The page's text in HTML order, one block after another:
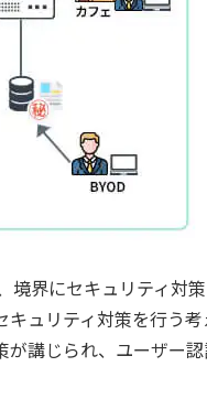
境界にセキュリティ対
ュリティ対策を行う考
が講じられ、ユーザー